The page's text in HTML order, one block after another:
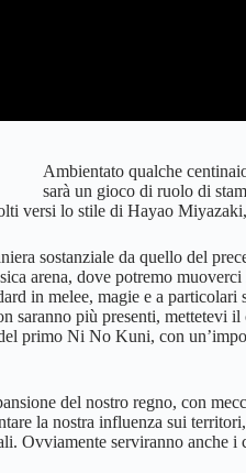
Ambientato qualche
sarà un gioco di ruolo di
versi lo stile di Hayao
sostanziale da quello del
arena, dove potremo
in melee, magie e a
saranno più presenti, mettetevi il
primo Ni No Kuni, con
del nostro regno, con
la nostra influenza sui
Ovviamente serviranno anche